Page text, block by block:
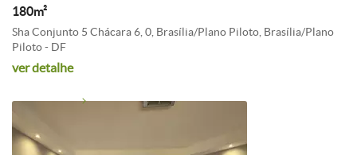
180m²
Sha Conjunto 5 Chácara 6, 0, Brasília/Plano Piloto, Brasília/Plano
Piloto - DF
ver detalhe